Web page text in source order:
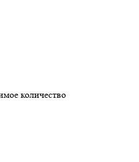
количество